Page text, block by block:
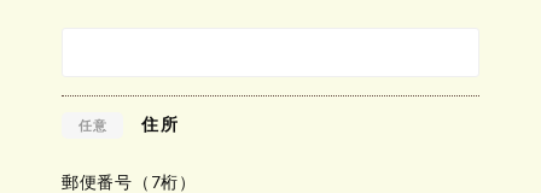
任意 住所
郵便番号（7桁）